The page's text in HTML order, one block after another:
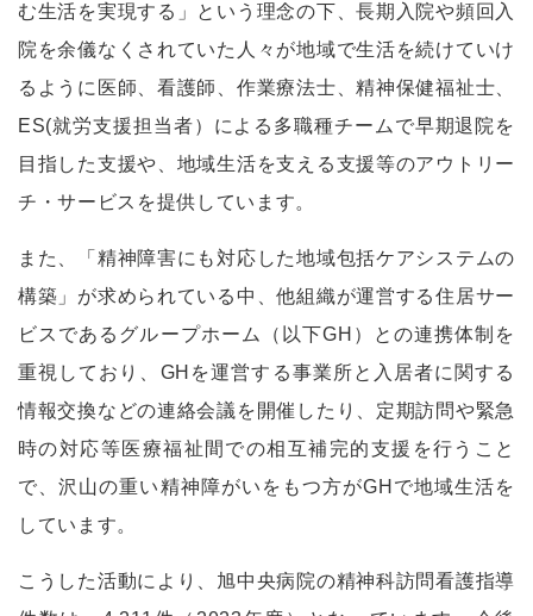
む生活を実現する」という理念の下、長期入院や頻回入
院を余儀なくされていた人々が地域で生活を続けていけ
るように医師、看護師、作業療法士、精神保健福祉士、
ES(就労支援担当者）による多職種チームで早期退院を
目指した支援や、地域生活を支える支援等のアウトリー
チ・サービスを提供しています。
また、「精神障害にも対応した地域包括ケアシステムの
構築」が求められている中、他組織が運営する住居サー
ビスであるグループホーム（以下GH）との連携体制を
重視しており、GHを運営する事業所と入居者に関する
情報交換などの連絡会議を開催したり、定期訪問や緊急
時の対応等医療福祉間での相互補完的支援を行うこと
で、沢山の重い精神障がいをもつ方がGHで地域生活を
しています。
こうした活動により、旭中央病院の精神科訪問看護指導